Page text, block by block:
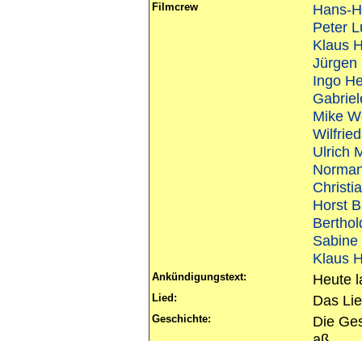
Filmcrew
Hans-
Peter
Klaus
Jürgen
Ingo
Mike
Ulrich
Horst
Sabine
Klaus
Ankündigungstext: Heute
Lied: Das
Geschichte:
Die